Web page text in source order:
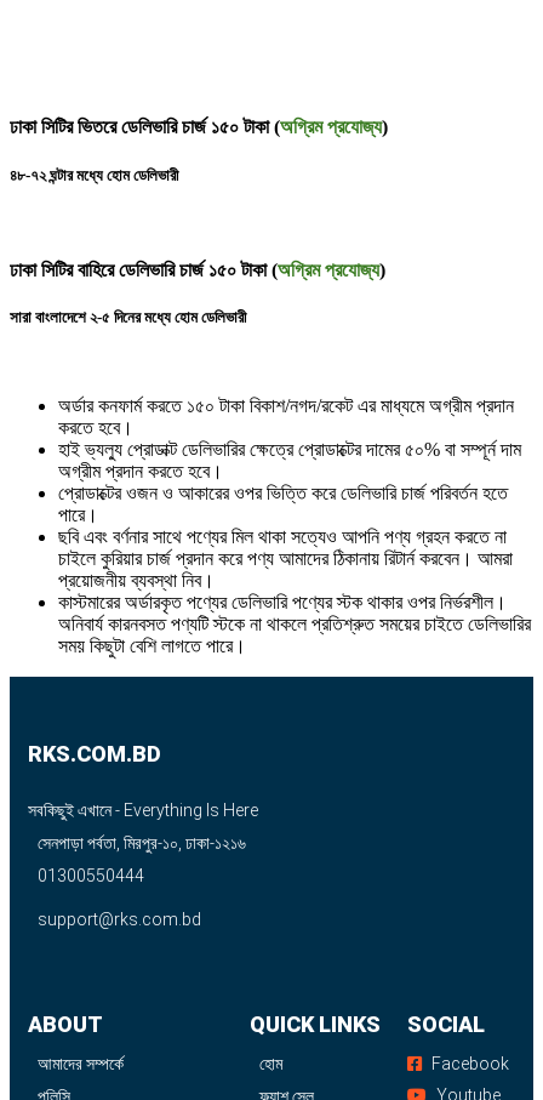
ঢাকা সিটির ভিতরে ডেলিভারি চার্জ ১৫০ টাকা (অগ্রিম প্রযোজ্য)
৪৮-৭২ ঘন্টার মধ্যে হোম ডেলিভারী
ঢাকা সিটির বাহিরে ডেলিভারি চার্জ ১৫০ টাকা (অগ্রিম প্রযোজ্য)
সারা বাংলাদেশে ২-৫ দিনের মধ্যে হোম ডেলিভারী
অর্ডার কনফার্ম করতে ১৫০ টাকা বিকাশ/নগদ/রকেট এর মাধ্যমে অগ্রীম প্রদান
করতে হবে।
হাই ভ্যল্যু প্রোডাক্ট ডেলিভারির ক্ষেত্রে প্রোডাক্টের দামের ৫০% বা সম্পূর্ন দাম
অগ্রীম প্রদান করতে হবে।
প্রোডাক্টের ওজন ও আকারের ওপর ভিত্তি করে ডেলিভারি চার্জ পরিবর্তন হতে
পারে।
ছবি এবং বর্ণনার সাথে পণ্যের মিল থাকা সত্যেও আপনি পণ্য গ্রহন করতে না
চাইলে কুরিয়ার চার্জ প্রদান করে পণ্য আমাদের ঠিকানায় রিটার্ন করবেন। আমরা
প্রয়োজনীয় ব্যবস্থা নিব।
কাস্টমারের অর্ডারকৃত পণ্যের ডেলিভারি পণ্যের স্টক থাকার ওপর নির্ভরশীল।
অনিবার্য কারনবসত পণ্যটি স্টকে না থাকলে প্রতিশ্রুত সময়ের চাইতে ডেলিভারির
সময় কিছুটা বেশি লাগতে পারে।
RKS.COM.BD
সবকিছুই এখানে - Everything Is Here
সেনপাড়া পর্বতা, মিরপুর-১০, ঢাকা-১২১৬
01300550444
support@rks.com.bd
ABOUT
আমাদের সম্পর্কে
QUICK LINKS
হোম
SOCIAL
Facebook
Youtube